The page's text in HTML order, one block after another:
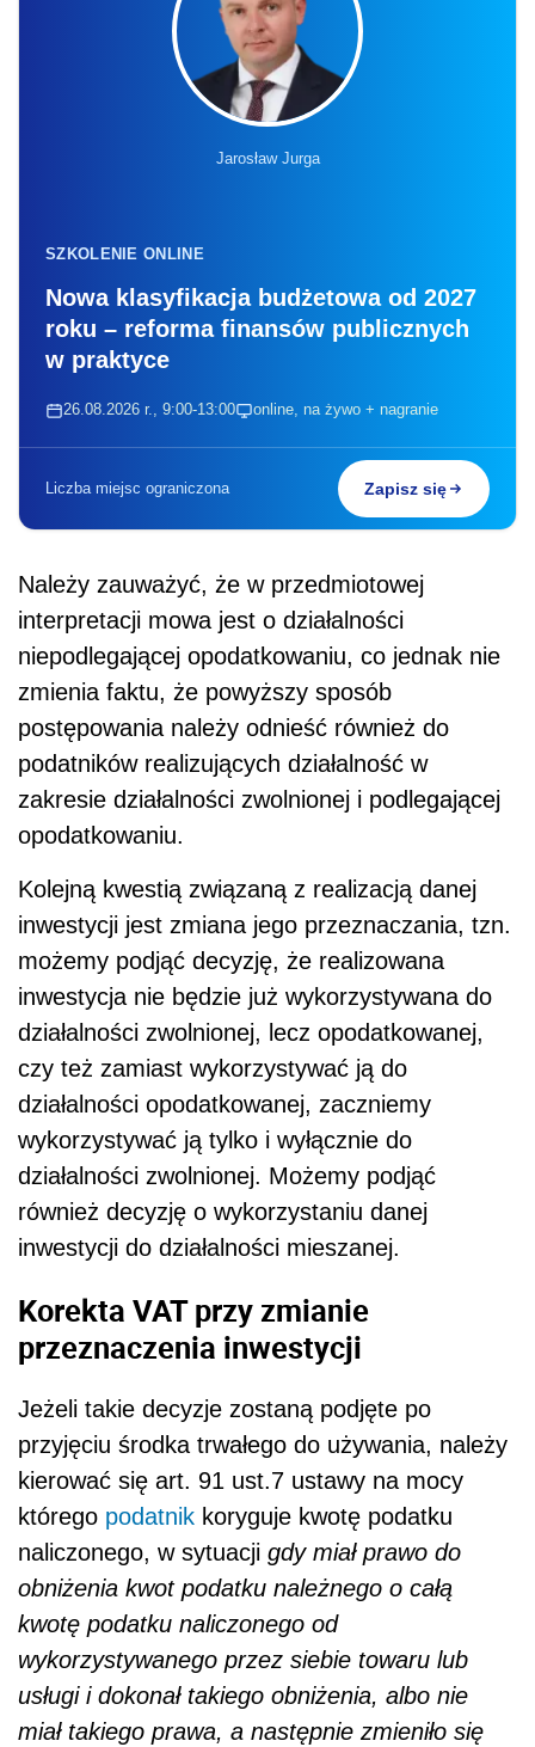
Jarosław Jurga
SZKOLENIE ONLINE
Nowa klasyfikacja budżetowa od 2027
roku – reforma finansów publicznych
w praktyce
26.08.2026 r., 9:00-13:00 online, na żywo + nagranie
Liczba miejsc ograniczona Zapisz się
Należy zauważyć, że w przedmiotowej
interpretacji mowa jest o działalności
niepodlegającej opodatkowaniu, co jednak nie
zmienia faktu, że powyższy sposób
postępowania należy odnieść również do
podatników realizujących działalność w
zakresie działalności zwolnionej i podlegającej
opodatkowaniu.
Kolejną kwestią związaną z realizacją danej
inwestycji jest zmiana jego przeznaczania, tzn.
możemy podjąć decyzję, że realizowana
inwestycja nie będzie już wykorzystywana do
działalności zwolnionej, lecz opodatkowanej,
czy też zamiast wykorzystywać ją do
działalności opodatkowanej, zaczniemy
wykorzystywać ją tylko i wyłącznie do
działalności zwolnionej. Możemy podjąć
również decyzję o wykorzystaniu danej
inwestycji do działalności mieszanej.
Korekta VAT przy zmianie
przeznaczenia inwestycji
Jeżeli takie decyzje zostaną podjęte po
przyjęciu środka trwałego do używania, należy
kierować się art. 91 ust.7 ustawy na mocy
którego podatnik koryguje kwotę podatku
naliczonego, w sytuacji gdy miał prawo do
obniżenia kwot podatku należnego o całą
kwotę podatku naliczonego od
wykorzystywanego przez siebie towaru lub
usługi i dokonał takiego obniżenia, albo nie
miał takiego prawa, a następnie zmieniło się